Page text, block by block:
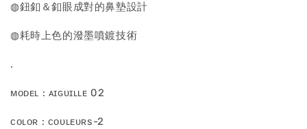
◍鈕釦＆釦眼成對的鼻墊設計
◍耗時上色的潑墨噴鍍技術
.
ᴍᴏᴅᴇʟ : ᴀɪɢᴜɪʟʟᴇ 02
ᴄᴏʟᴏʀ : ᴄᴏᴜʟᴇᴜʀs-2